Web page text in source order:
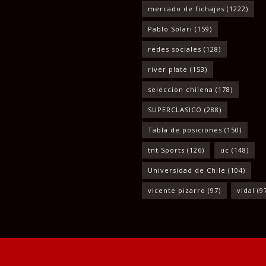
mercado de fichajes (1222)
Pablo Solari (159)
redes sociales (128)
river plate (153)
seleccion chilena (178)
SUPERCLASICO (288)
Tabla de posiciones (150)
tnt Sports (126) uc (148)
Universidad de Chile (104)
vicente pizarro (97) vidal